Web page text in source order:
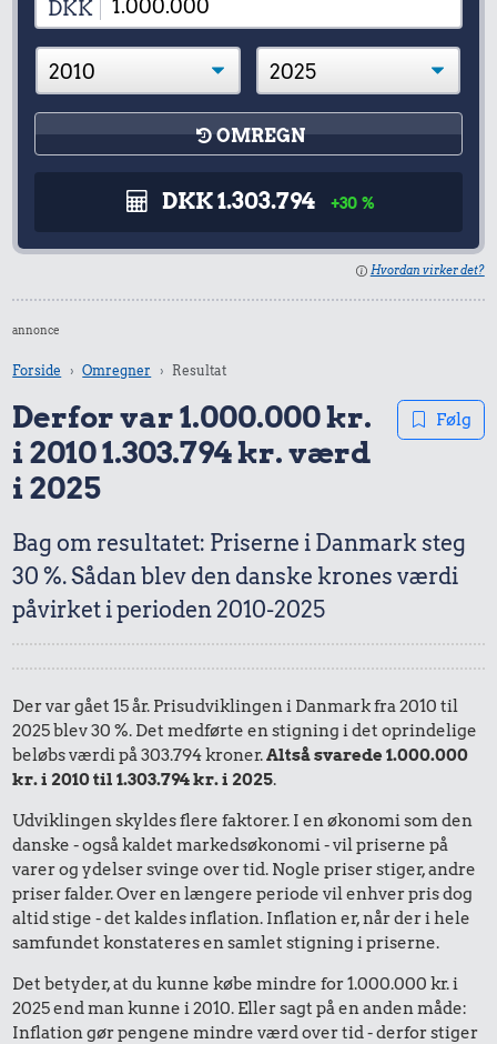
DKK
OMREGN
DKK 1.303.794 +30 %
Hvordan virker det?
annonce
Forside Omregner Resultat
Derfor var 1.000.000 kr.
i 2010 1.303.794 kr. værd
i 2025
Følg
Bag om resultatet: Priserne i Danmark steg
30 %. Sådan blev den danske krones værdi
påvirket i perioden 2010-2025
Der var gået 15 år. Prisudviklingen i Danmark fra 2010 til
2025 blev 30 %. Det medførte en stigning i det oprindelige
beløbs værdi på 303.794 kroner.Altså svarede 1.000.000
kr. i 2010 til 1.303.794 kr. i 2025.
Udviklingen skyldes flere faktorer. I en økonomi som den
danske - også kaldet markedsøkonomi - vil priserne på
varer og ydelser svinge over tid. Nogle priser stiger, andre
priser falder. Over en længere periode vil enhver pris dog
altid stige - det kaldes inflation. Inflation er, når der i hele
samfundet konstateres en samlet stigning i priserne.
Det betyder, at du kunne købe mindre for 1.000.000 kr. i
2025 end man kunne i 2010. Eller sagt på en anden måde:
Inflation gør pengene mindre værd over tid - derfor stiger